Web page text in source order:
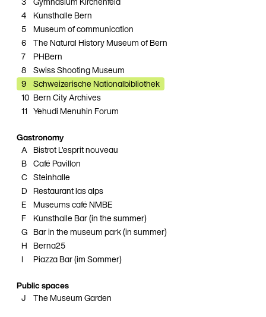
4
Kunsthalle Bern
5
Museum of communication
6 The Natural History Museum of Bern
7
PHBern
8 Swiss Shooting Museum
9 Schweizerische Nationalbibliothek
10 Bern City Archives
11 Yehudi Menuhin Forum
Gastronomy
A Bistrot L'esprit nouveau
B Café Pavillon
C Steinhalle
D Restaurant las alps
E
Museums café NMBE
F
Kunsthalle Bar (in the summer)
G Bar in the museum park (in summer)
H Berna25
I
Piazza Bar (im Sommer)
Public spaces
J
The Museum Garden